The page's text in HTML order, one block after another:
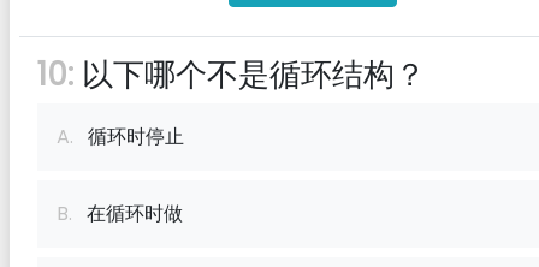
10: 以下哪个不是循环结构？
A. 循环时停止
B. 在循环时做